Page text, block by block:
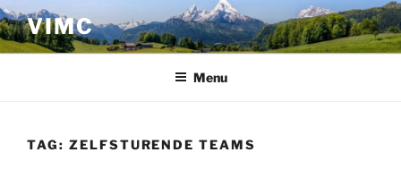
Ga
naar
de
VIMC
Menu
TAG: ZELFSTURENDE TEAMS